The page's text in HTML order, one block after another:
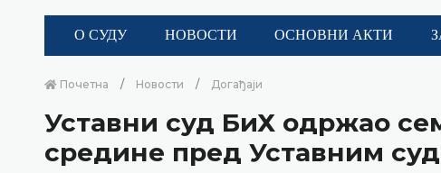
О СУДУ НОВОСТИ ОСНОВНИ АКТИ
Почетна Новости Догађаји
Уставни суд БиХ одржао
средине пред Уставним